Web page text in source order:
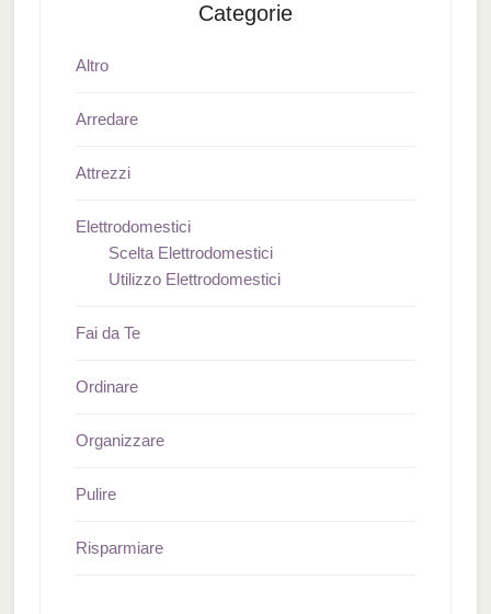
Categorie
Altro
Arredare
Attrezzi
Elettrodomestici
Scelta Elettrodomestici
Utilizzo Elettrodomestici
Fai da Te
Ordinare
Organizzare
Pulire
Risparmiare